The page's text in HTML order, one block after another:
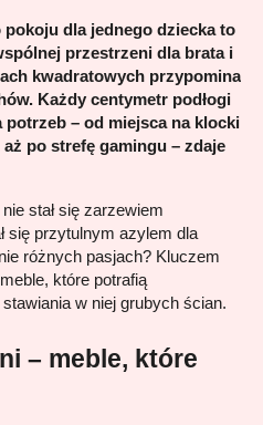
dla jednego dziecka to
przestrzeni dla brata i
kwadratowych przypomina
Każdy centymetr podłogi
potrzeb – od miejsca na klocki
po strefę gamingu – zdaje
stał się zarzewiem
się przytulnym azylem dla
różnych pasjach? Kluczem
które potrafią
w niej grubych ścian.
– meble, które